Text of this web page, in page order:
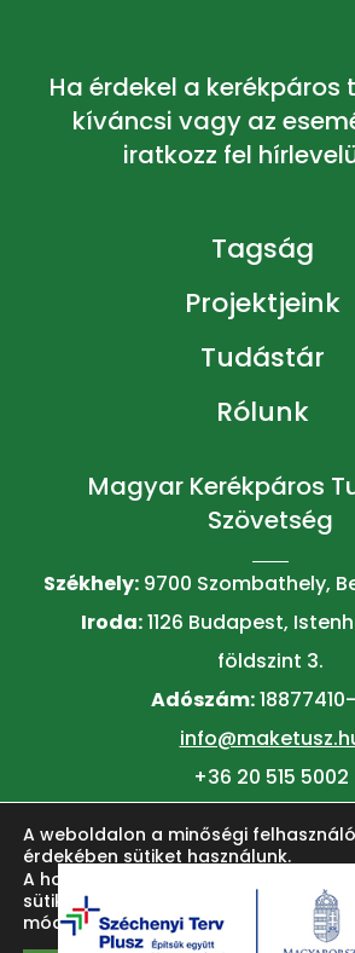
Tagság
Projektjeink
Tudástár
Rólunk
Magyar Kerékpáros
Szövetség
Székhely:9700 Szombathely,
Iroda:1126 Budapest,
földszint 3.
Adószám:
+36 20 515 5002
Ha érdekel a kerékpáros
kíváncsi vagy az
iratkozz fel
© 2026 MAKETUSZ
A weboldalon a minőségi
érdekében sütiket használunk.
A honlap felhasználói élményének
sütiket alkalmazunk. Ezeket a
módosítani.